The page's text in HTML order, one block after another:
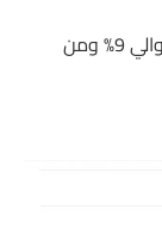
وبذلك يكون السهم متراجع منذ بداية العام بحوالي 9% ومن